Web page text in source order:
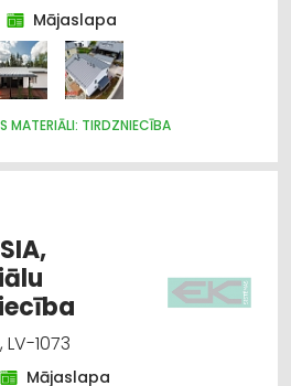
Mājaslapa
MATERIĀLI: TIRDZNIECĪBA
1073
Mājaslapa